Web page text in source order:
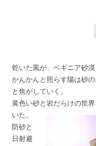
乾いた風が、ベギニア砂漠
かんかんと照らす陽は砂
と焦がしていく。
黄色い砂と岩だらけの世
いた。
防砂と
日射避